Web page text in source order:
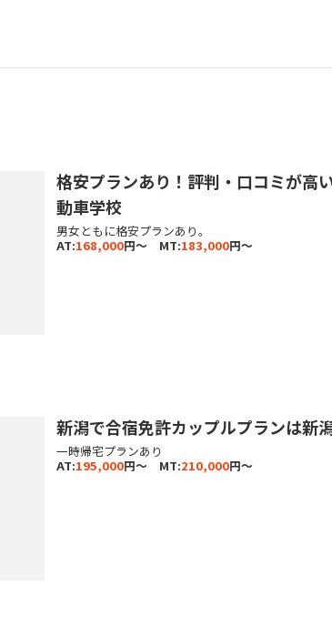
格安プランあり！評判・口コミが高
動車学校
男女ともに格安プランあり。
AT:168,000円～ MT:183,000円～
新潟で合宿免許カップルプランは新
一時帰宅プランあり
AT:195,000円～ MT:210,000円～